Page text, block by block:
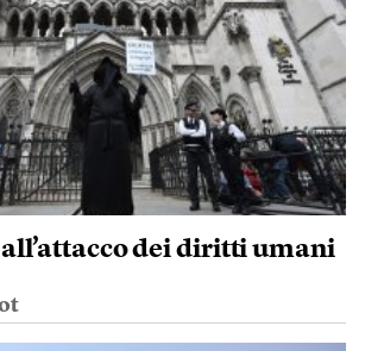
dei diritti umani